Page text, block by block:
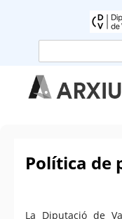
Política de
La Diputació de